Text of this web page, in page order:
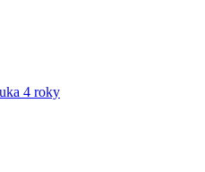
4 roky